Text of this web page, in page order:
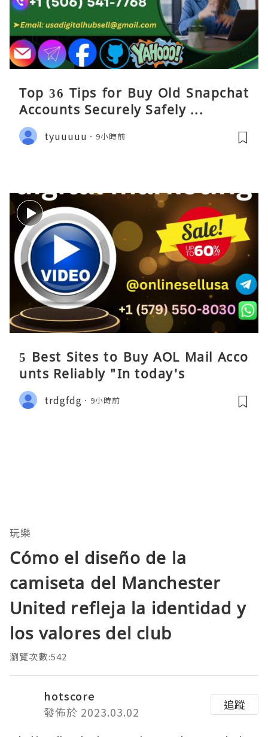
Top 36 Tips for Buy Old Snapchat
Accounts Securely Safely ...
tyuuuuu 9小時前
5 Best Sites to Buy AOL Mail Acco
unts Reliably "In today's
trdgfdg 9小時前
玩樂
Cómo el diseño de la
camiseta del Manchester
United refleja la identidad y
los valores del club
瀏覽次數:542
hotscore
發佈於 2023.03.02
追蹤